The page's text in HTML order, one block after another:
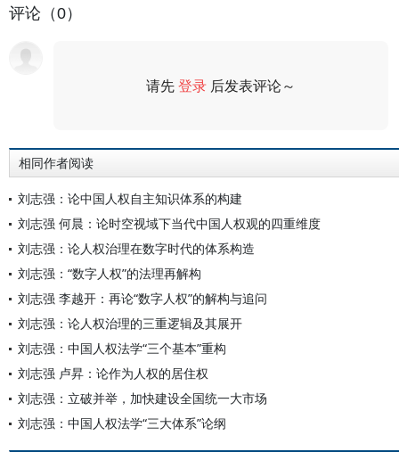
评论（0）
请先登录 后发表评论～
相同作者阅读
刘志强：论中国人权自主知识体系的构建
刘志强 何晨：论时空视域下当代中国人权观的四重维度
刘志强：论人权治理在数字时代的体系构造
刘志强：“数字人权”的法理再解构
刘志强 李越开：再论“数字人权”的解构与追问
刘志强：论人权治理的三重逻辑及其展开
刘志强：中国人权法学“三个基本”重构
刘志强 卢昇：论作为人权的居住权
刘志强：立破并举，加快建设全国统一大市场
刘志强：中国人权法学“三大体系”论纲